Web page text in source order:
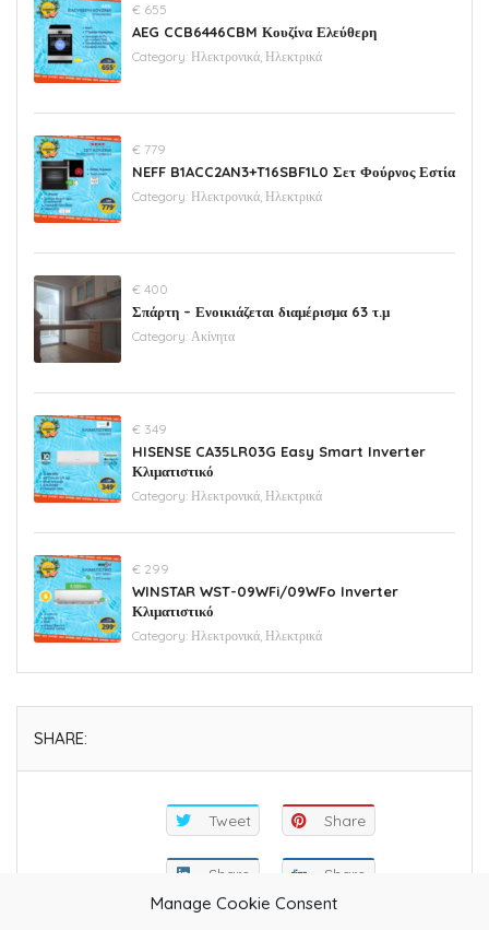
Manage Cookie Consent
€ 655
AEG CCB6446CBM Κουζίνα Ελεύθερη
Category: Ηλεκτρονικά, Ηλεκτρικά
€ 779
NEFF B1ACC2AN3+T16SBF1L0 Σετ Φούρνος Εστία
Category: Ηλεκτρονικά, Ηλεκτρικά
€ 400
Σπάρτη – Ενοικιάζεται διαμέρισμα 63 τ.μ
Category: Ακίνητα
€ 349
HISENSE CA35LR03G Easy Smart Inverter
Κλιματιστικό
Category: Ηλεκτρονικά, Ηλεκτρικά
€ 299
WINSTAR WST-09WFi/09WFo Inverter
Κλιματιστικό
Category: Ηλεκτρονικά, Ηλεκτρικά
SHARE:
Tweet Share
Share Share